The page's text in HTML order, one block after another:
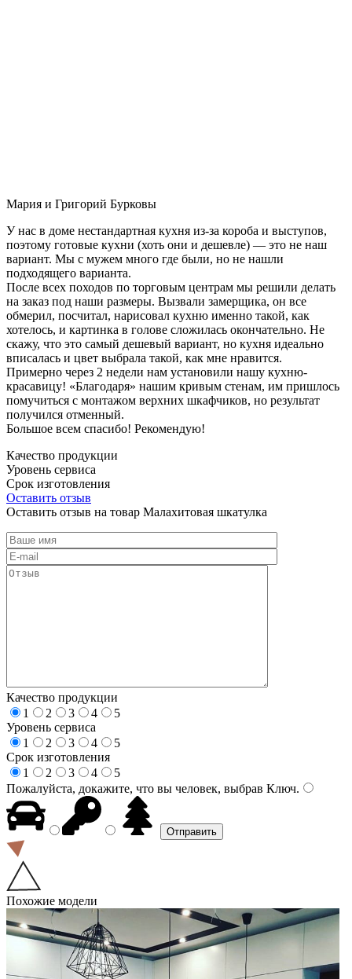
Мария и Григорий Бурковы
У нас в доме нестандартная кухня из-за короба и выступов,
поэтому готовые кухни (хоть они и дешевле) — это не наш
вариант. Мы с мужем много где были, но не нашли
подходящего варианта.
После всех походов по торговым центрам мы решили делать
на заказ под наши размеры. Вызвали замерщика, он все
обмерил, посчитал, нарисовал кухню именно такой, как
хотелось, и картинка в голове сложилась окончательно. Не
скажу, что это самый дешевый вариант, но кухня идеально
вписалась и цвет выбрала такой, как мне нравится.
Примерно через 2 недели нам установили нашу кухню-
красавицу! «Благодаря» нашим кривым стенам, им пришлось
помучиться с монтажом верхних шкафчиков, но результат
получился отменный.
Большое всем спасибо! Рекомендую!
Качество продукции
Уровень сервиса
Срок изготовления
Оставить отзыв
Оставить отзыв на товар Малахитовая шкатулка
Качество продукции
1
2 3 4
5
Уровень сервиса
1
2 3 4
5
Срок изготовления
1
2 3 4
5
Пожалуйста, докажите, что вы человек, выбрав Ключ.
Похожие модели